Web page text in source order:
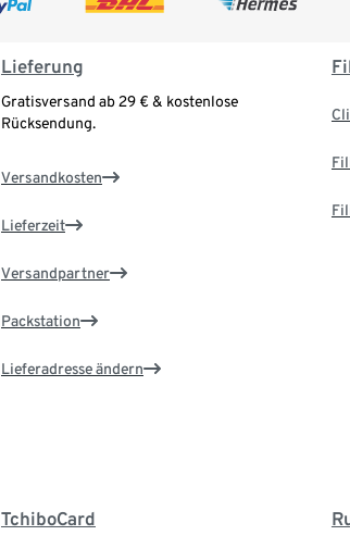
Lieferung
Gratisversand ab 29 € & kostenlose
Rücksendung.
Versandkosten
Lieferzeit
Versandpartner
Packstation
Lieferadresse ändern
TchiboCard